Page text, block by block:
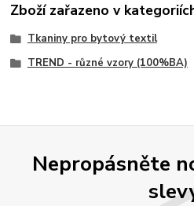
Zboží zařazeno v
Tkaniny pro bytový textil
TREND - různé vzory (100%BA)
Nepropásněte